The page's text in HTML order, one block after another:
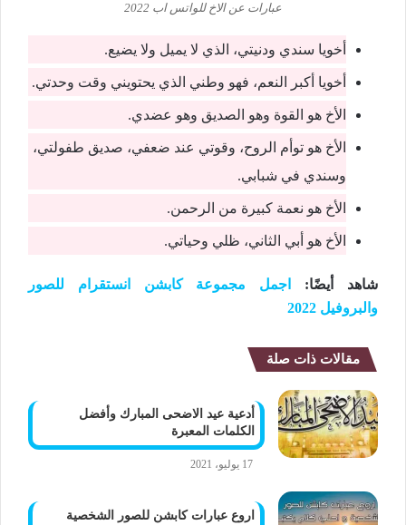
عبارات عن الاخ للواتس اب 2022
أخويا سندي ودنيتي، الذي لا يميل ولا يضيع.
أخويا أكبر النعم، فهو وطني الذي يحتويني وقت وحدتي.
الأخ هو القوة وهو الصديق وهو عضدي.
الأخ هو توأم الروح، وقوتي عند ضعفي، صديق طفولتي،
وسندي في شبابي.
الأخ هو نعمة كبيرة من الرحمن.
الأخ هو أبي الثاني، ظلي وحياتي.
شاهد أيضًا:
اجمل مجموعة كابشن انستقرام للصور
والبروفيل 2022
مقالات ذات صلة
أدعية عيد الاضحى المبارك وأفضل
الكلمات المعبرة
17 يوليو، 2021
اروع عبارات كابشن للصور الشخصية